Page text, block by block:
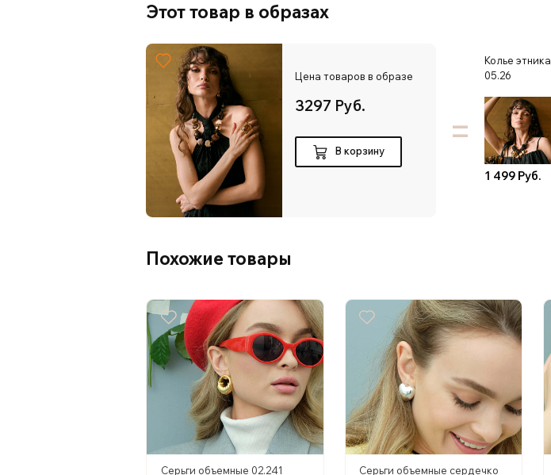
Этот товар в образах
Цена товаров в образе
3297 Руб.
В корзину =
Колье этника
05.26
1 499 Руб.
Похожие товары
Серьги объемные 02.241 Серьги объемные сердечко